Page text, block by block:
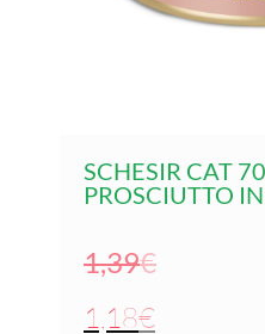
SCHESIR CAT
PROSCIUTTO
1,39€
1,18€